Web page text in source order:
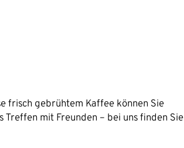
frisch gebrühtem Kaffee können Sie
mit Freunden – bei uns finden Sie